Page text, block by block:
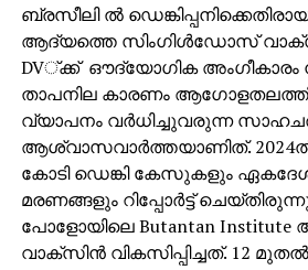
ബ്രസീലി ല്‍
ആദ്യത്തെ സിംഗിള്‍ഡോസ്
DV്ക്ക് ഔദ്യോഗിക അംഗീകാരം
താപനില കാരണം
വ്യാപനം വര്‍ധിച്ചുവരുന്ന
ആശ്വാസവാര്‍ത്തയാണിത്.
കോടി ഡെങ്കി കേസുകളും
മരണങ്ങളും റിപ്പോര്‍ട്ട്
പോളോയിലെ Butantan
വാക്സിന്‍ വികസിപ്പിച്ചത്. 12 മുതല്‍